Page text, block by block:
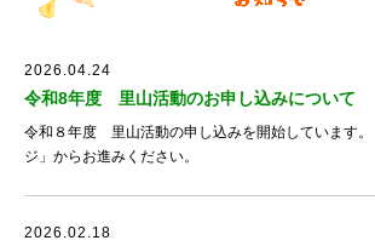
2026.04.24
令和8年度 里山活動のお申し込みについて
令和８年度 里山活動の申し込みを開始しています。
ジ」からお進みください。
2026.02.18